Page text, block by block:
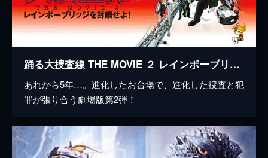
踊る大捜査線 THE MOVIE ２ レインボーブリッジを封鎖せよ!
あれから5年…。進化したお台場で、進化した捜査と犯
罪が張り合う劇場版第2弾！